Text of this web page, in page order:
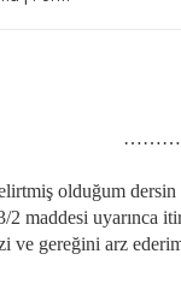
olduğum dersin
maddesi uyarınca
arz